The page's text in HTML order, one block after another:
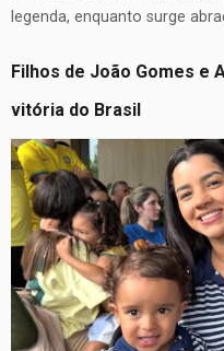
legenda, enquanto surge
Filhos de João Gomes e
vitória do Brasil